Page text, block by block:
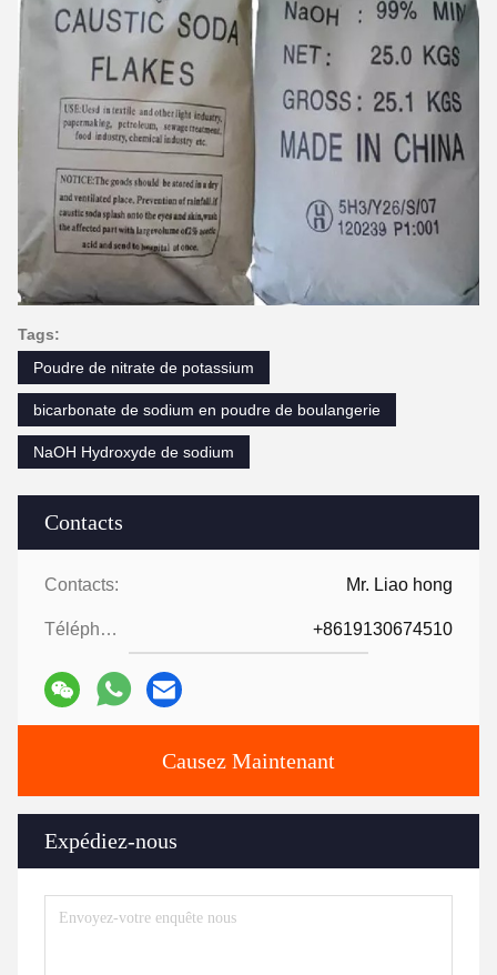
Contacts
Contacts: Mr. Liao hong
Téléphone: +8619130674510
Causez Maintenant
Expédiez-nous
Tags:
Poudre de nitrate de potassium
bicarbonate de sodium en poudre de boulangerie
NaOH Hydroxyde de sodium